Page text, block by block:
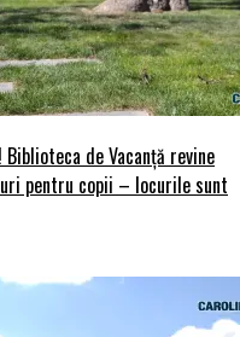
Biblioteca de Vacanță revine
pentru copii – locurile sunt